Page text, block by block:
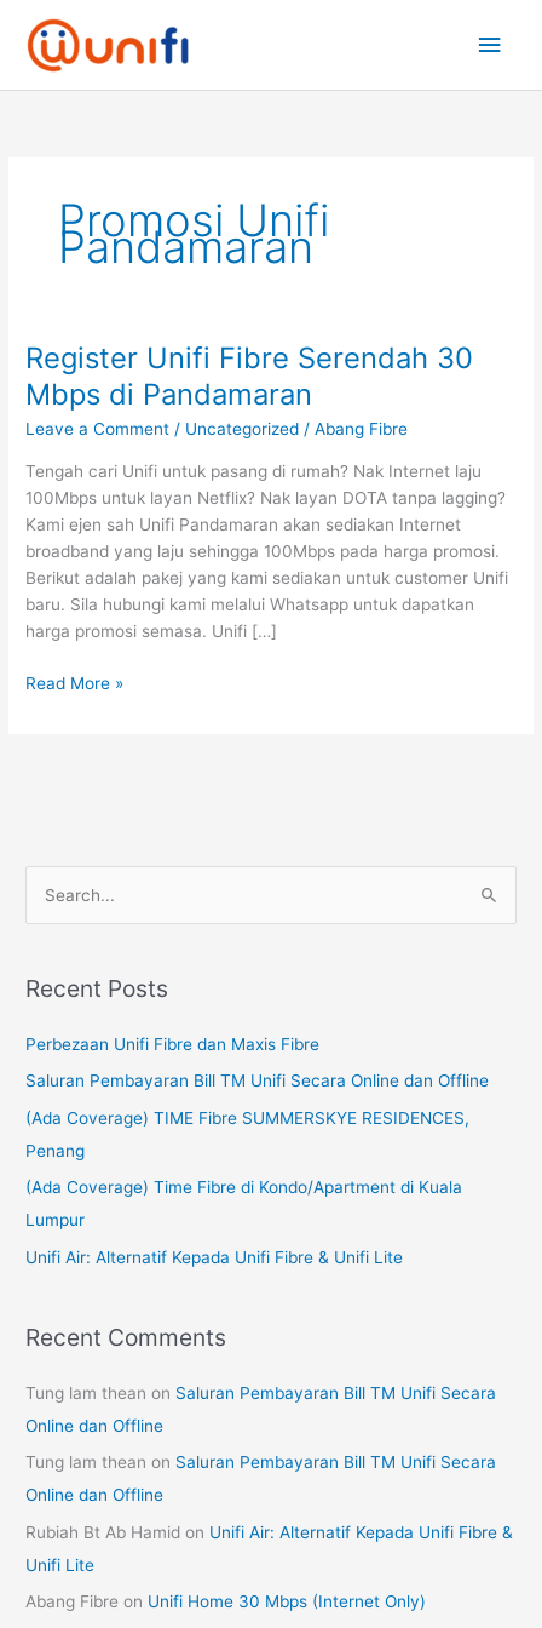
content
Promosi Unifi
Pandamaran
Register Unifi Fibre Serendah 30
Mbps di Pandamaran
Leave a Comment / Uncategorized /Abang Fibre
Tengah cari Unifi untuk pasang di rumah? Nak Internet laju
100Mbps untuk layan Netflix? Nak layan DOTA tanpa lagging?
Kami ejen sah Unifi Pandamaran akan sediakan Internet
broadband yang laju sehingga 100Mbps pada harga promosi.
Berikut adalah pakej yang kami sediakan untuk customer Unifi
baru. Sila hubungi kami melalui Whatsapp untuk dapatkan
harga promosi semasa. Unifi […]
Register
Unifi
Fibre
Serendah
Mbps
Pandamaran
Read More »
r
o
r
:
Recent Posts
Perbezaan Unifi Fibre dan Maxis Fibre
Saluran Pembayaran Bill TM Unifi Secara Online dan Offline
(Ada Coverage) TIME Fibre SUMMERSKYE RESIDENCES,
Penang
(Ada Coverage) Time Fibre di Kondo/Apartment di Kuala
Lumpur
Unifi Air: Alternatif Kepada Unifi Fibre & Unifi Lite
Recent Comments
Tung lam thean on Saluran Pembayaran Bill TM Unifi Secara
Online dan Offline
Tung lam thean on Saluran Pembayaran Bill TM Unifi Secara
Online dan Offline
Rubiah Bt Ab Hamid on Unifi Air: Alternatif Kepada Unifi Fibre &
Unifi Lite
Abang Fibre on Unifi Home 30 Mbps (Internet Only)